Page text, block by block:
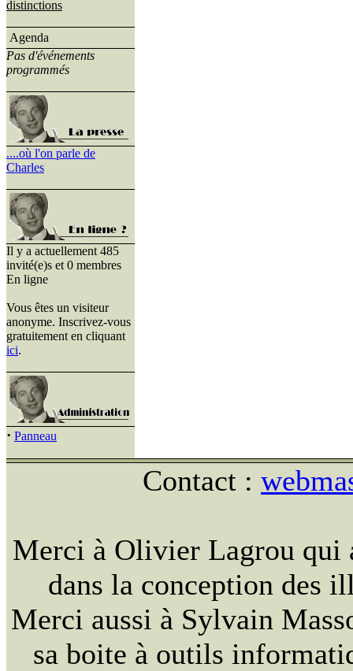
distinctions
Agenda
Pas d'événements
programmés
....où l'on parle de
Charles
Il y a actuellement 485
invité(e)s et 0 membres
En ligne
Vous êtes un visiteur
anonyme. Inscrivez-vous
gratuitement en cliquant
ici.
· Panneau
Contact :
Merci à Olivier Lagrou qui
dans la conception des
Merci aussi à Sylvain
sa boite à outils